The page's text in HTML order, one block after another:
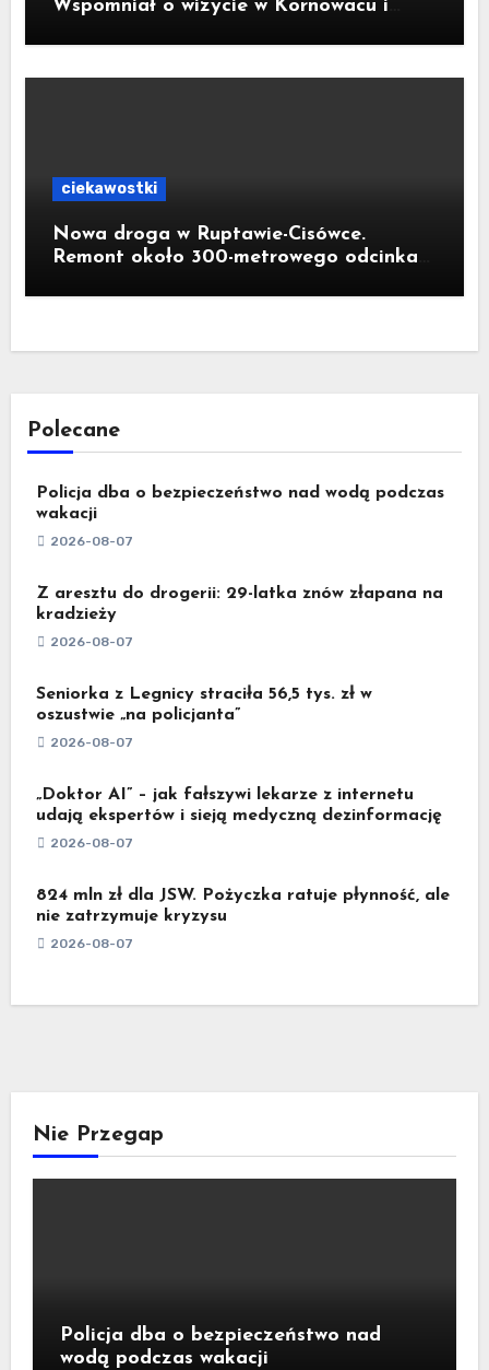
Wspomniał o wizycie w Kornowacu i
ciekawostki
Nowa droga w Ruptawie-Cisówce.
Remont około 300-metrowego odcinka
złotych
Polecane
Policja dba o bezpieczeństwo nad wodą podczas
wakacji
2026-08-07
Z aresztu do drogerii: 29-latka znów złapana na
kradzieży
2026-08-07
Seniorka z Legnicy straciła 56,5 tys. zł w
oszustwie „na policjanta”
2026-08-07
„Doktor AI” – jak fałszywi lekarze z internetu
udają ekspertów i sieją medyczną dezinformację
2026-08-07
824 mln zł dla JSW. Pożyczka ratuje płynność, ale
nie zatrzymuje kryzysu
2026-08-07
Nie Przegap
Policja dba o bezpieczeństwo nad
wodą podczas wakacji